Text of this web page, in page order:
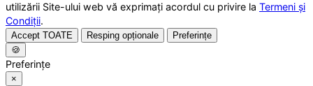
utilizării Site-ului web vă exprimați acordul cu privire la Termeni și
Condiții.
Accept TOATE Resping opționale
Preferințe
🍪
Preferințe
×